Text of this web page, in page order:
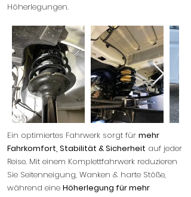
Höherlegungen.
Ein optimiertes Fahrwerk sorgt für mehr
Fahrkomfort, Stabilität & Sicherheit auf jeder
Reise. Mit einem Komplettfahrwerk reduzieren
Sie Seitenneigung, Wanken & harte Stöße,
während eine Höherlegung für mehr